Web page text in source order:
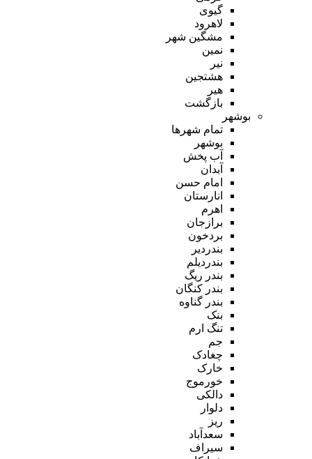
گیوی
لاهرود
مشگین شهر
نمین
نیر
هشتجین
هیر
بازگشت
بوشهر
تمام شهر‌ها
بوشهر
آب پخش
آبدان
امام حسن
انارستان
اهرم
برازجان
بردخون
بندردیر
بندردیلم
بندر ریگ
بندر کنگان
بندر گناوه
بنک
تنگ ارم
جم
چغادک
خارک
خورموج
دالکی
دلوار
ریز
سعدآباد
سیراف